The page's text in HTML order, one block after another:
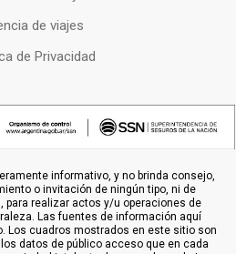
de viajes
de Privacidad
informativo, y no brinda consejo,
o invitación de ningún tipo, ni de
para realizar actos y/u operaciones de
Las fuentes de información aquí
Los cuadros mostrados en este sitio son
datos de público acceso que en cada